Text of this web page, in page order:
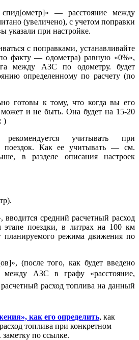
— расстояние между
(увеличено), с учетом поправки
указали при настройке.
с поправками, устанавливайте
факту — одометра) равную «0%»,
между АЗС по одометру. будет
определенному по расчету (по
готовы к тому, что когда вы его
может и не быть. Она будет на 15-20
)
учитывать при
поездок. Как ее учитывать — см.
в разделе описания настроек
вводится средний расчетный расход
этапе поездки, в литрах на 100 км
планируемого режима движения по
(после того, как будет введено
между АЗС в графу «расстояние,
расход топлива на данный
как его определить, как
топлива при конкретном
по ссылке.